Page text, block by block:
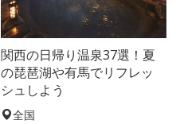
関西の日帰り温泉37選！夏
の琵琶湖や有馬でリフレッ
シュしよう
全国